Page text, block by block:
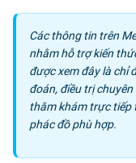
Các thông tin trên
nhằm hỗ trợ kiến
được xem đây là chỉ
đoán, điều trị
thăm khám trực tiếp
phác đồ phù hợp.